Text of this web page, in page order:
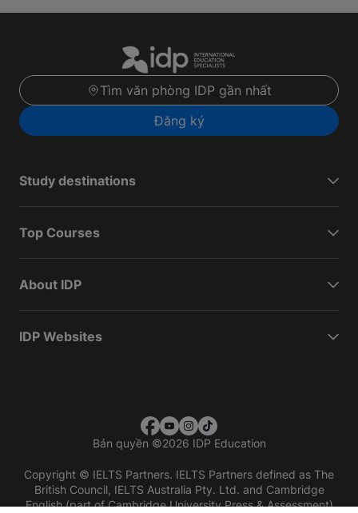
Tìm văn phòng IDP gần nhất
Đăng ký
Study destinations
Top Courses
About IDP
IDP Websites
Bản quyền ©2026 IDP Education
Copyright © IELTS Partners. IELTS Partners defined as The
British Council, IELTS Australia Pty. Ltd. and Cambridge
English (part of Cambridge University Press & Assessment)